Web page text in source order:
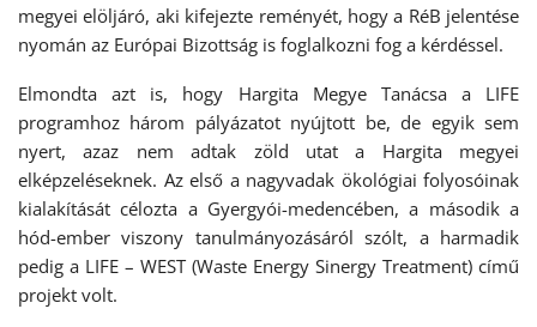
megyei elöljáró, aki kifejezte reményét, hogy a RéB jelentése
nyomán az Európai Bizottság is foglalkozni fog a kérdéssel.
Elmondta azt is, hogy Hargita Megye Tanácsa a LIFE
programhoz három pályázatot nyújtott be, de egyik sem
nyert, azaz nem adtak zöld utat a Hargita megyei
elképzeléseknek. Az első a nagyvadak ökológiai folyosóinak
kialakítását célozta a Gyergyói-medencében, a második a
hód-ember viszony tanulmányozásáról szólt, a harmadik
pedig a LIFE – WEST (Waste Energy Sinergy Treatment) című
projekt volt.